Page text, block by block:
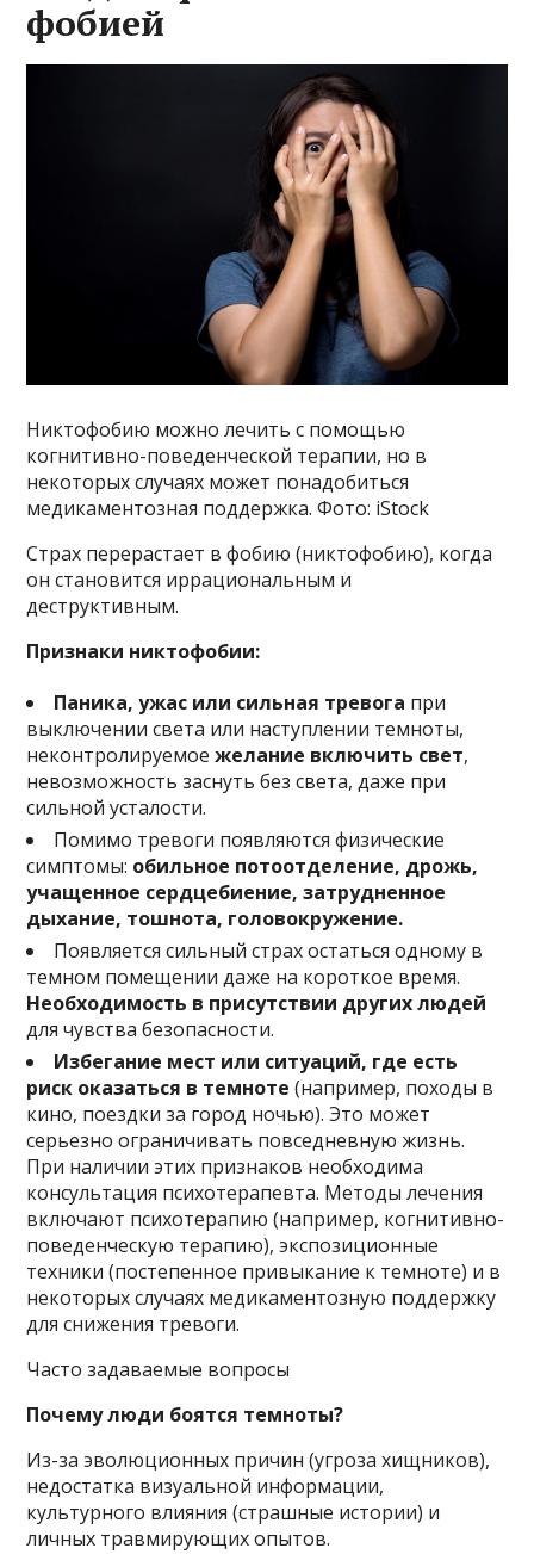
фобией
Никтофобию можно лечить с помощью
когнитивно-поведенческой терапии, но в
некоторых случаях может понадобиться
медикаментозная поддержка. Фото: iStock
Страх перерастает в фобию (никтофобию), когда
он становится иррациональным и
деструктивным.
Признаки никтофобии:
Паника, ужас или сильная тревога при
выключении света или наступлении темноты,
неконтролируемоежелание включить свет,
невозможность заснуть без света, даже при
сильной усталости.
Помимо тревоги появляются физические
симптомы: обильное потоотделение, дрожь,
учащенное сердцебиение, затрудненное
дыхание, тошнота, головокружение.
Появляется сильный страх остаться одному в
темном помещении даже на короткое время.
Необходимость в присутствии других людей
для чувства безопасности.
Избегание мест или ситуаций, где есть
риск оказаться в темноте(например, походы в
кино, поездки за город ночью). Это может
серьезно ограничивать повседневную жизнь.
При наличии этих признаков необходима
консультация психотерапевта. Методы лечения
включают психотерапию (например, когнитивно-
поведенческую терапию), экспозиционные
техники (постепенное привыкание к темноте) и в
некоторых случаях медикаментозную поддержку
для снижения тревоги.
Часто задаваемые вопросы
Почему люди боятся темноты?
Из-за эволюционных причин (угроза хищников),
недостатка визуальной информации,
культурного влияния (страшные истории) и
личных травмирующих опытов.